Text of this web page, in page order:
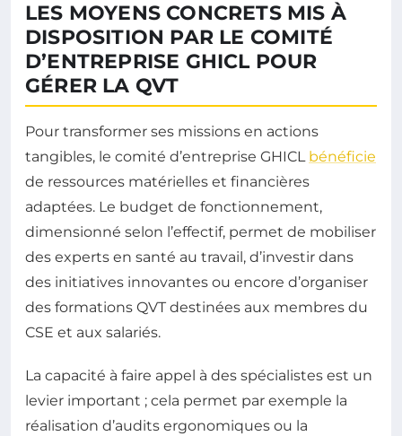
LES MOYENS CONCRETS MIS À
DISPOSITION PAR LE COMITÉ
D’ENTREPRISE GHICL POUR
GÉRER LA QVT
Pour transformer ses missions en actions
tangibles, le comité d’entreprise GHICL bénéficie
de ressources matérielles et financières
adaptées. Le budget de fonctionnement,
dimensionné selon l’effectif, permet de mobiliser
des experts en santé au travail, d’investir dans
des initiatives innovantes ou encore d’organiser
des formations QVT destinées aux membres du
CSE et aux salariés.
La capacité à faire appel à des spécialistes est un
levier important ; cela permet par exemple la
réalisation d’audits ergonomiques ou la